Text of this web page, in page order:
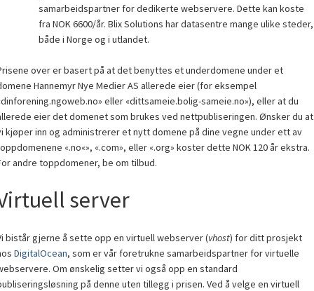
samarbeidspartner for dedikerte webservere. Dette kan koste
fra NOK 6600/år. Blix Solutions har datasentre mange ulike steder,
både i Norge og i utlandet.
over er basert på at det benyttes et underdomene under et
Hannemyr Nye Medier AS allerede eier (for eksempel
eller «dittsameie.bolig-sameie.no»), eller at du
eier det domenet som brukes ved nettpubliseringen. Ønsker du at
kjøper inn og administrerer et nytt domene på dine vegne under ett av
«.no«», «.com», eller «.org» koster dette NOK 120 år ekstra.
andre toppdomener, be om tilbud.
server
bistår gjerne å sette opp en virtuell webserver (vhost) for ditt prosjekt
DigitalOcean, som er vår foretrukne samarbeidspartner for virtuelle
Om ønskelig setter vi også opp en standard
på denne uten tillegg i prisen. Ved å velge en virtuell